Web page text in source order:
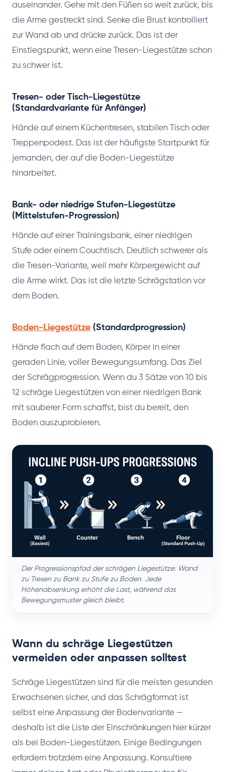
auseinander. Gehe mit den Füßen so weit zurück, bis
die Arme gestreckt sind. Senke die Brust kontrolliert
zur Wand ab und drücke zurück. Das ist der
Einstiegspunkt, wenn eine Tresen-Liegestütze schon
zu schwer ist.
Tresen- oder Tisch-Liegestütze
(Standardvariante für Anfänger)
Hände auf einem Küchentresen, stabilen Tisch oder
Treppenpodest. Das ist der häufigste Startpunkt für
jemanden, der auf die Boden-Liegestütze
hinarbeitet.
Bank- oder niedrige Stufen-Liegestütze
(Mittelstufen-Progression)
Hände auf einer Trainingsbank, einer niedrigen
Stufe oder einem Couchtisch. Deutlich schwerer als
die Tresen-Variante, weil mehr Körpergewicht auf
die Arme wirkt. Das ist die letzte Schrägstation vor
dem Boden.
Boden-Liegestütze (Standardprogression)
Hände flach auf dem Boden, Körper in einer
geraden Linie, voller Bewegungsumfang. Das Ziel
der Schrägprogression. Wenn du 3 Sätze von 10 bis
12 schräge Liegestützen von einer niedrigen Bank
mit sauberer Form schaffst, bist du bereit, den
Boden auszuprobieren.
Der Progressionspfad der schrägen Liegestütze: Wand
zu Tresen zu Bank zu Stufe zu Boden. Jede
Höhenabsenkung erhöht die Last, während das
Bewegungsmuster gleich bleibt.
Wann du schräge Liegestützen
vermeiden oder anpassen solltest
Schräge Liegestützen sind für die meisten gesunden
Erwachsenen sicher, und das Schrägformat ist
selbst eine Anpassung der Bodenvariante —
deshalb ist die Liste der Einschränkungen hier kürzer
als bei Boden-Liegestützen. Einige Bedingungen
erfordern trotzdem eine Anpassung. Konsultiere